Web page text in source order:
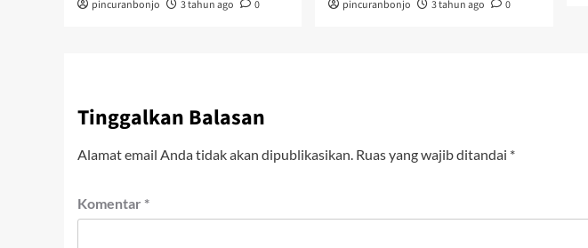
pincuranbonjo 3 tahun ago 0 pincuranbonjo 3 tahun ago 0
Tinggalkan Balasan
Alamat email Anda tidak akan dipublikasikan. Ruas yang wajib ditandai *
Komentar *